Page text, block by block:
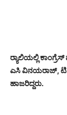
ರ್‍ಯಾಲಿಯಲ್ಲಿ
ಎಸಿ ವಿನಯರಾಜ್,
ಹಾಜರಿದ್ದರು.